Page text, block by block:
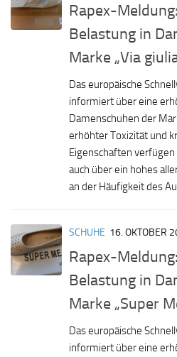
Rapex-
Belastung in
Marke „Via
Das europäische
informiert über eine
Damenschuhen der
erhöhter Toxizität und
Eigenschaften
auch über ein hohes
an der Häufigkeit des
SCHUHE 16. OKTOBER
Rapex-
Belastung in
Marke „Super
Das europäische
informiert über eine